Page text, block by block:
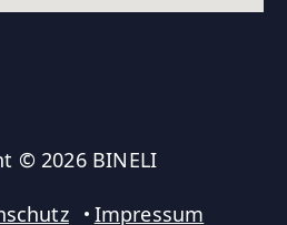
© 2026 BINELI
Impressum